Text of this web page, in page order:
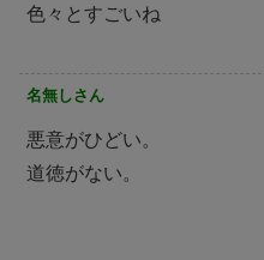
色々とすごいね
名無しさん
悪意がひどい。
道徳がない。